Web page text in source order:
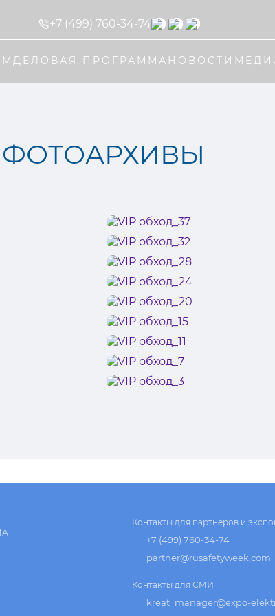
+7 (499) 760-34-74
ДЕЛОВАЯ ПРОГРАММА НОВОСТИ
ФОТОАРХИВЫ
Контакты для партнеров и
+7 (499) 760-34-74
partner@rusafetyweek.com
Контакты для СМИ
kreat_manager@expo-